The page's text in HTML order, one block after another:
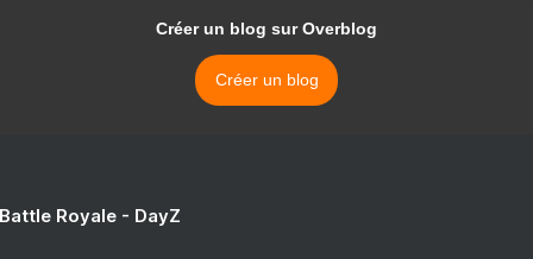
Créer un blog sur Overblog
Créer un blog
Royale - DayZ